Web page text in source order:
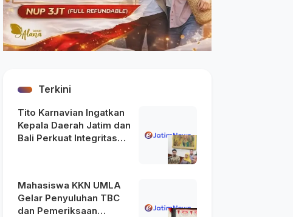
Terkini
Tito Karnavian Ingatkan
Kepala Daerah Jatim dan
Bali Perkuat Integritas
Mahasiswa KKN UMLA
Gelar Penyuluhan TBC
dan Pemeriksaan